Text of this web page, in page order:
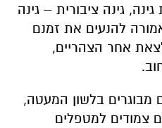
גינה ציבורית – גינה
להנעים את זמנם
אחר הצהריים,
מבוגרים בלשון המעטה,
צמודים למטפלים